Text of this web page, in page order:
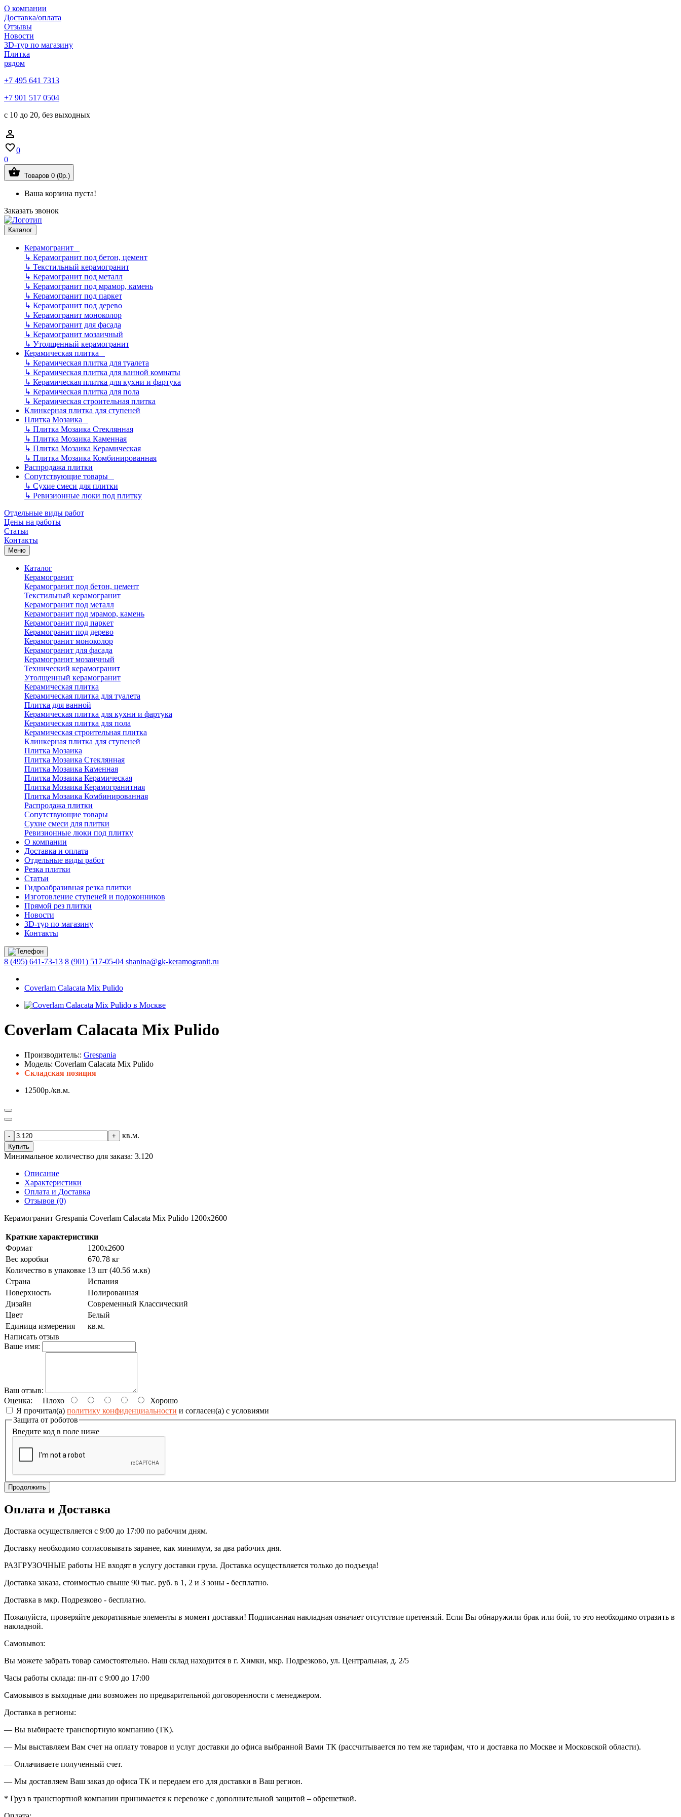
О компании
Доставка/оплата
Отзывы
Новости
3D-тур по магазину
Плитка
рядом
+7 495 641 7313
+7 901 517 0504
с 10 до 20, без выходных
0
0
Товаров 0 (0р.)
Ваша корзина пуста!
Заказать звонок
Каталог
Керамогранит
↳ Керамогранит под бетон, цемент
↳ Текстильный керамогранит
↳ Керамогранит под металл
↳ Керамогранит под мрамор, камень
↳ Керамогранит под паркет
↳ Керамогранит под дерево
↳ Керамогранит моноколор
↳ Керамогранит для фасада
↳ Керамогранит мозаичный
↳ Утолщенный керамогранит
Керамическая плитка
↳ Керамическая плитка для туалета
↳ Керамическая плитка для ванной комнаты
↳ Керамическая плитка для кухни и фартука
↳ Керамическая плитка для пола
↳ Керамическая строительная плитка
Клинкерная плитка для ступеней
Плитка Мозаика
↳ Плитка Мозаика Стеклянная
↳ Плитка Мозаика Каменная
↳ Плитка Мозаика Керамическая
↳ Плитка Мозаика Комбинированная
Распродажа плитки
Сопутствующие товары
↳ Сухие смеси для плитки
↳ Ревизионные люки под плитку
Отдельные виды работ
Цены на работы
Статьи
Контакты
Меню
Каталог
Керамогранит
Керамогранит под бетон, цемент
Текстильный керамогранит
Керамогранит под металл
Керамогранит под мрамор, камень
Керамогранит под паркет
Керамогранит под дерево
Керамогранит моноколор
Керамогранит для фасада
Керамогранит мозаичный
Технический керамогранит
Утолщенный керамогранит
Керамическая плитка
Керамическая плитка для туалета
Плитка для ванной
Керамическая плитка для кухни и фартука
Керамическая плитка для пола
Керамическая строительная плитка
Клинкерная плитка для ступеней
Плитка Мозаика
Плитка Мозаика Стеклянная
Плитка Мозаика Каменная
Плитка Мозаика Керамическая
Плитка Мозаика Керамогранитная
Плитка Мозаика Комбинированная
Распродажа плитки
Сопутствующие товары
Сухие смеси для плитки
Ревизионные люки под плитку
О компании
Доставка и оплата
Отдельные виды работ
Резка плитки
Статьи
Гидроабразивная резка плитки
Изготовление ступеней и подоконников
Прямой рез плитки
Новости
3D-тур по магазину
Контакты
8 (495) 641-73-13 8 (901) 517-05-04 shanina@gk-keramogranit.ru
Coverlam Calacata Mix Pulido
Coverlam Calacata Mix Pulido
Производитель:: Grespania
Модель: Coverlam Calacata Mix Pulido
Складская позиция
12500р./кв.м.
- + кв.м.
Купить
Минимальное количество для заказа: 3.120
Описание
Характеристики
Оплата и Доставка
Отзывов (0)
Керамогранит Grespania Coverlam Calacata Mix Pulido 1200х2600
Краткие характеристики
Формат
1200х2600
Вес коробки
670.78 кг
Количество в упаковке 13 шт (40.56 м.кв)
Страна
Испания
Поверхность
Полированная
Дизайн
Современный Классический
Цвет
Белый
Единица измерения
кв.м.
Написать отзыв
Ваше имя:
Ваш отзыв:
Оценка: Плохо
Хорошо
Я прочитал(а) политику конфиденциальности и согласен(а) с условиями
Защита от роботов
Введите код в поле ниже
Продолжить
Оплата и Доставка
Доставка осуществляется с 9:00 до 17:00 по рабочим дням.
Доставку необходимо согласовывать заранее, как минимум, за два рабочих дня.
РАЗГРУЗОЧНЫЕ работы НЕ входят в услугу доставки груза. Доставка осуществляется только до подъезда!
Доставка заказа, стоимостью свыше 90 тыс. руб. в 1, 2 и 3 зоны - бесплатно.
Доставка в мкр. Подрезково - бесплатно.
Пожалуйста, проверяйте декоративные элементы в момент доставки! Подписанная накладная означает отсутствие претензий. Если Вы обнаружили брак или бой, то это необходимо отразить в
накладной.
Самовывоз:
Вы можете забрать товар самостоятельно. Наш склад находится в г. Химки, мкр. Подрезково, ул. Центральная, д. 2/5
Часы работы склада: пн-пт с 9:00 до 17:00
Самовывоз в выходные дни возможен по предварительной договоренности с менеджером.
Доставка в регионы:
— Вы выбираете транспортную компанию (ТК).
— Мы выставляем Вам счет на оплату товаров и услуг доставки до офиса выбранной Вами ТК (рассчитывается по тем же тарифам, что и доставка по Москве и Московской области).
— Оплачиваете полученный счет.
— Мы доставляем Ваш заказ до офиса ТК и передаем его для доставки в Ваш регион.
* Груз в транспортной компании принимается к перевозке с дополнительной защитой – обрешеткой.